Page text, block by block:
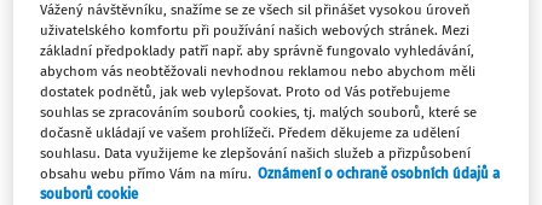
Máte předplatné? Přihlaste se
Tento dokument je jen pro
Vážený návštěvníku, snažíme se ze všech sil přinášet vysokou úroveň
uživatelského komfortu při používání našich webových stránek. Mezi
základní předpoklady patří např. aby správně fungovalo vyhledávání,
abychom vás neobtěžovali nevhodnou reklamou nebo abychom měli
dostatek podnětů, jak web vylepšovat. Proto od Vás potřebujeme
souhlas se zpracováním souborů cookies, tj. malých souborů, které se
dočasně ukládají ve vašem prohlížeči. Předem děkujeme za udělení
souhlasu. Data využijeme ke zlepšování našich služeb a přizpůsobení
obsahu webu přímo Vám na míru. Oznámení o ochraně osobních údajů a
souborů cookie